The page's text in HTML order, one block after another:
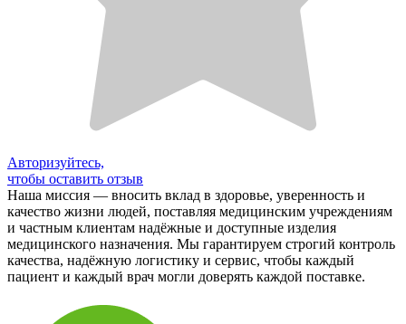
Авторизуйтесь,
чтобы оставить отзыв
Наша миссия — вносить вклад в здоровье, уверенность и
качество жизни людей, поставляя медицинским учреждениям
и частным клиентам надёжные и доступные изделия
медицинского назначения. Мы гарантируем строгий контроль
качества, надёжную логистику и сервис, чтобы каждый
пациент и каждый врач могли доверять каждой поставке.